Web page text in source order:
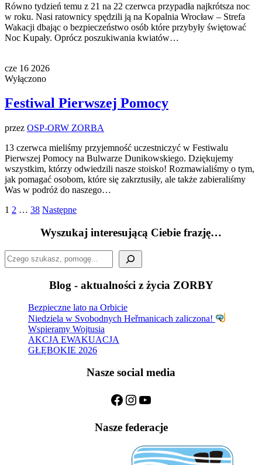
Równo tydzień temu z 21 na 22 czerwca przypadła najkrótsza noc
w roku. Nasi ratownicy spędzili ją na Kopalnia Wrocław – Strefa
Wakacji dbając o bezpieczeństwo osób które przybyły świętować
Noc Kupały. Oprócz poszukiwania kwiatów…
cze 16 2026
Wyłączono
Festiwal Pierwszej Pomocy
przez OSP-ORW ZORBA
13 czerwca mieliśmy przyjemność uczestniczyć w Festiwalu
Pierwszej Pomocy na Bulwarze Dunikowskiego. Dziękujemy
wszystkim, którzy odwiedzili nasze stoisko! Rozmawialiśmy o tym,
jak pomagać osobom, które się zakrztusiły, ale także zabieraliśmy
Was w podróż do naszego…
Stronicowanie
wpisów
1 2 … 38 Następne
Wyszukaj interesującą Ciebie frazję…
Szukaj
Blog - aktualności z życia ZORBY
Bezpieczne lato na Orbicie
Niedziela w Svobodnych Heřmanicach zaliczona!
Wspieramy Wojtusia
AKCJA EWAKUACJA
GŁĘBOKIE 2026
Nasze social media
Facebook
Instagram
YouTube
Nasze federacje